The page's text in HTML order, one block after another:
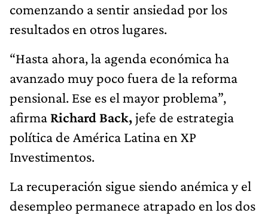
comenzando a sentir ansiedad por los
resultados en otros lugares.
“Hasta ahora, la agenda económica ha
avanzado muy poco fuera de la reforma
pensional. Ese es el mayor problema”,
afirma Richard Back,jefe de estrategia
política de América Latina en XP
Investimentos.
La recuperación sigue siendo anémica y el
desempleo permanece atrapado en los dos